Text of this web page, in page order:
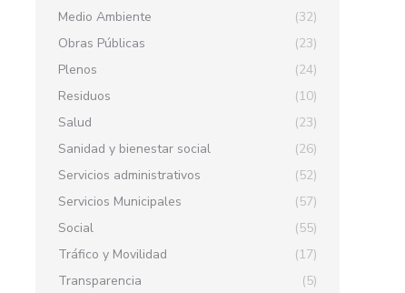
Medio Ambiente
(32)
Obras Públicas
(23)
Plenos
(24)
Residuos
(10)
Salud
(23)
Sanidad y bienestar social
(26)
Servicios administrativos
(52)
Servicios Municipales
(57)
Social
(55)
Tráfico y Movilidad
(17)
Transparencia
(5)